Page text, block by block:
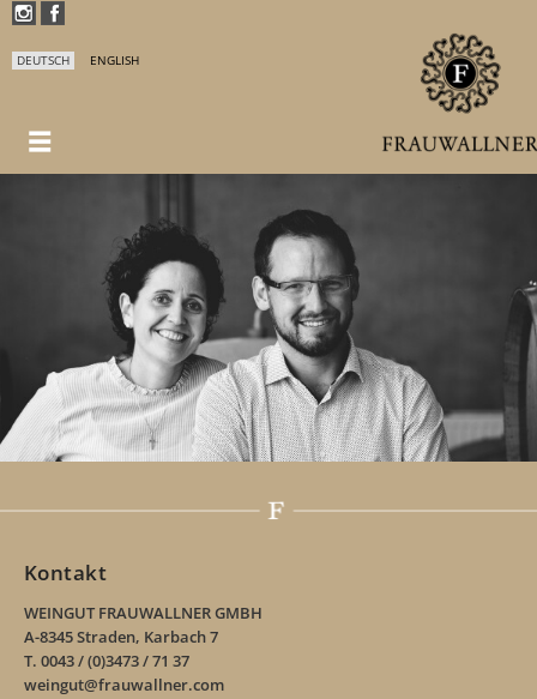
DEUTSCH ENGLISH
Kontakt
WEINGUT FRAUWALLNER GMBH
A-8345 Straden, Karbach 7
T. 0043 / (0)3473 / 71 37
weingut@frauwallner.com